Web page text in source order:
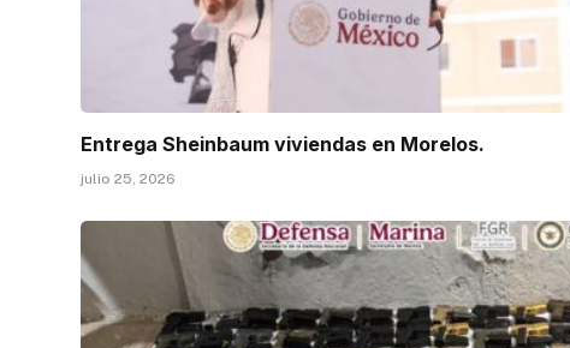
Entrega Sheinbaum viviendas en Morelos.
julio 25, 2026